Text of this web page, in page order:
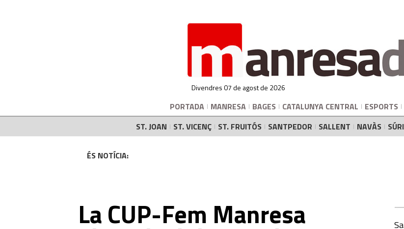
Divendres 07 de agost de 2026
PORTADA MANRESA BAGES CATALUNYA CENTRAL ESPORTS
ST. JOAN
ST. VICENÇ ST. FRUITÓS SANTPEDOR SALLENT NAVÀS
ÉS NOTÍCIA:
La CUP-Fem Manresa